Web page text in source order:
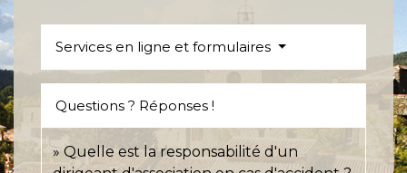
Services en ligne et formulaires
Questions ? Réponses !
Quelle est la responsabilité d'un